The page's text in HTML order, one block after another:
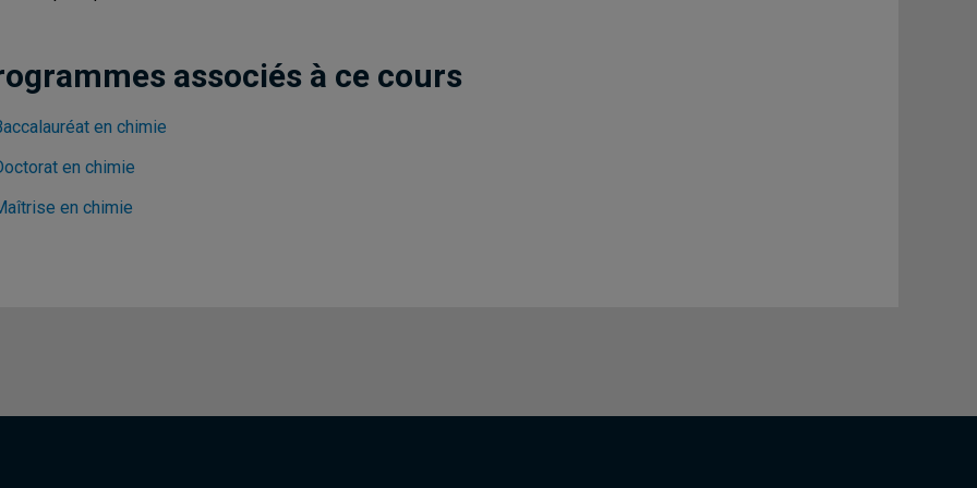
associés à ce cours
en chimie
en chimie
en chimie